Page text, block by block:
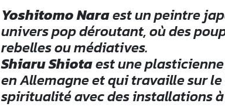
Yoshitomo Naraest un peintre
univers pop déroutant, où des
rebelles ou médiatives.
Shiaru Shiotaest une
en Allemagne et qui travaille sur
spiritualité avec des installations à